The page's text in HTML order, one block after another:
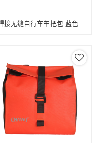
接无缝自行车车把包-蓝色